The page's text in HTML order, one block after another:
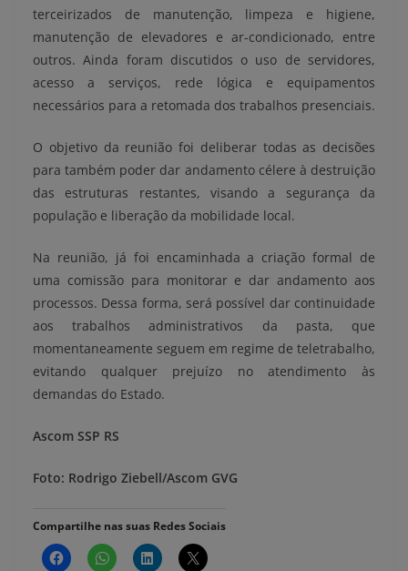
terceirizados de manutenção, limpeza e higiene,
manutenção de elevadores e ar-condicionado, entre
outros. Ainda foram discutidos o uso de servidores,
acesso a serviços, rede lógica e equipamentos
necessários para a retomada dos trabalhos presenciais.
O objetivo da reunião foi deliberar todas as decisões
para também poder dar andamento célere à destruição
das estruturas restantes, visando a segurança da
população e liberação da mobilidade local.
Na reunião, já foi encaminhada a criação formal de
uma comissão para monitorar e dar andamento aos
processos. Dessa forma, será possível dar continuidade
aos trabalhos administrativos da pasta, que
momentaneamente seguem em regime de teletrabalho,
evitando qualquer prejuízo no atendimento às
demandas do Estado.
Ascom SSP RS
Foto: Rodrigo Ziebell/Ascom GVG
Compartilhe nas suas Redes Sociais